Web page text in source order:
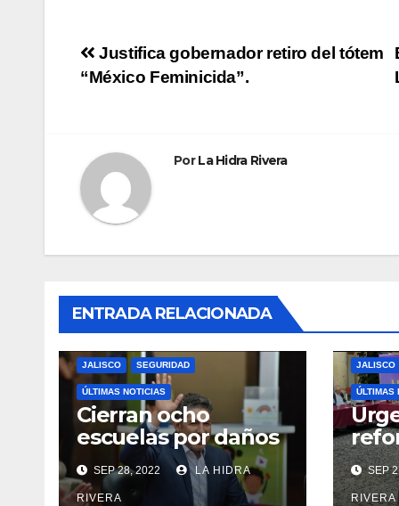
Navegación
Justifica gobernador retiro del tótem
“México Feminicida”.
PorLa Hidra Rivera
ENTRADA RELACIONADA
JALISCO SEGURIDAD
ÚLTIMAS NOTICIAS
Cierran ocho
escuelas por daños
las trasladan clases
a sedes alternas.
SEP 28, 2022 LA HIDRA
RIVERA
JALISCO
ÚLTIMAS
SEP
RIVERA